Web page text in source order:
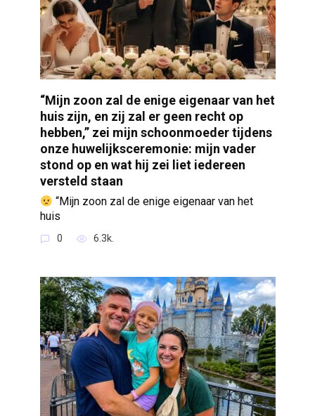
“Mijn zoon zal de enige eigenaar van het
huis zijn, en zij zal er geen recht op
hebben,” zei mijn schoonmoeder tijdens
onze huwelijksceremonie: mijn vader
stond op en wat hij zei liet iedereen
versteld staan
“Mijn zoon zal de enige eigenaar van het
huis
0 6.3k.